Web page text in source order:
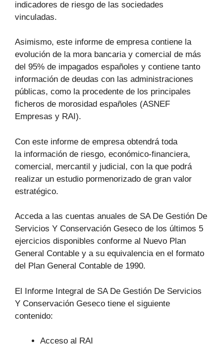
indicadores de riesgo de las sociedades
vinculadas.
Asimismo, este informe de empresa contiene la
evolución de la mora bancaria y comercial de más
del 95% de impagados españoles y contiene tanto
información de deudas con las administraciones
públicas, como la procedente de los principales
ficheros de morosidad españoles (ASNEF
Empresas y RAI).
Con este informe de empresa obtendrá toda
la información de riesgo, económico-financiera,
comercial, mercantil y judicial, con la que podrá
realizar un estudio pormenorizado de gran valor
estratégico.
Acceda a las cuentas anuales de SA De Gestión De
Servicios Y Conservación Geseco de los últimos 5
ejercicios disponibles conforme al Nuevo Plan
General Contable y a su equivalencia en el formato
del Plan General Contable de 1990.
El Informe Integral de SA De Gestión De Servicios
Y Conservación Geseco tiene el siguiente
contenido:
Acceso al RAI